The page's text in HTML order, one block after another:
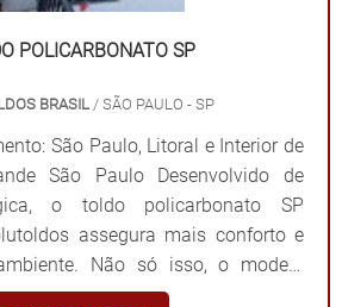
POLICARBONATO SP
BRASIL/ SÃO PAULO - SP
São Paulo, Litoral e Interior de
São Paulo Desenvolvido de
o toldo policarbonato SP
assegura mais conforto e
Não só isso, o modelo
por sua excelente relação custo-